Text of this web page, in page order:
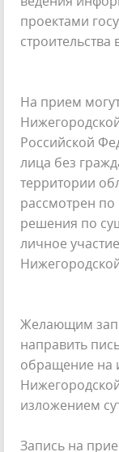
проектами
На прием
Российской
лица без
территории
рассмотрен
решения по
личное
Желающим
направить
обращение на
изложением
Запись на